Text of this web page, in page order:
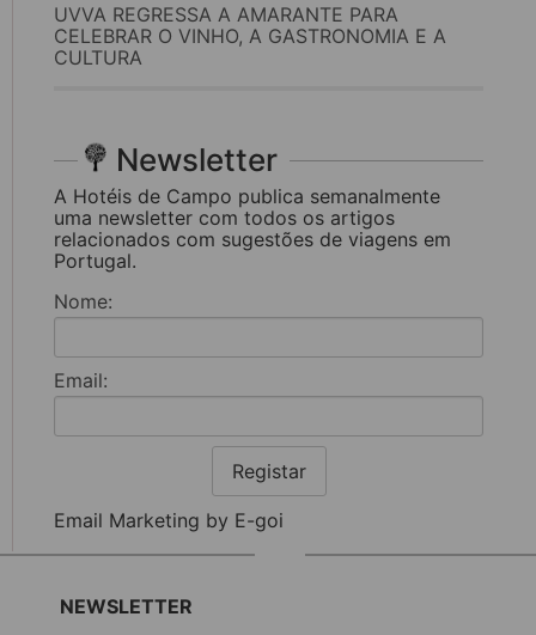
UVVA REGRESSA A AMARANTE PARA
CELEBRAR O VINHO, A GASTRONOMIA E A
CULTURA
Newsletter
A Hotéis de Campo publica semanalmente
uma newsletter com todos os artigos
relacionados com sugestões de viagens em
Portugal.
Nome:
Email:
Registar
Email Marketing by E-goi
NEWSLETTER